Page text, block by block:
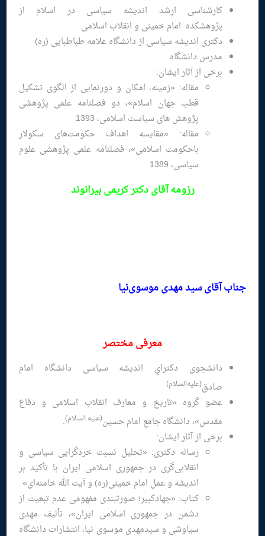
کارشناسی ارشد اندیشه سیاسی در اسلام از
پژوهشکده امام خمینی و انقلاب اسلامی
دکتری اندیشه سیاسی از دانشگاه علامه طباطبایی (ره)
مدرس دانشگاه
برخی از آثار ایشان:
مقاله: «زمینه، امکان و دورنمایی از الگوی تشکیل
قطب جهان اسلام»، دو فصلنامه علمی پژوهشی
پژوهش های سیاست اسلامی، 1393
مقاله: «مقایسه اهداف حکومت‌های سکولار
باحکومت اسلامی»، فصلنامه علمی پژوهشی علوم
سیاسی، 1389
رزومهآقای دکتر کریمی بیرانوند
جناب آقای سید مهدی موسوی‌نیا
معرفی مختصر
دانشجوی دکتراي اندیشه سیاسی دانشگاه امام
صادق(عليه‌‌السلام)
عضو گروه «تاریخ و معارف انقلاب اسلامی و دفاع
مقدس»، دانشگاه جامع امام حسین(علیه السلام).
برخی از آثار ایشان:
رساله دکتری: «تحلیل نسبت خردگرایی سیاسی و
انقلابی‌گری در جمهوری اسلامی ایران با تأکید بر
اندیشه و عمل امام خمینی(ره) و آیت الله خامنه‌ای»
کتاب: «جهادکبیر؛ صورتبندی مفهومی عدم تبعیت از
دشمن در جمهوری اسلامی ایران»، تألیف مهدی
سیاوشی و سیدمهدی موسوی نیا، انتشارات دانشگاه